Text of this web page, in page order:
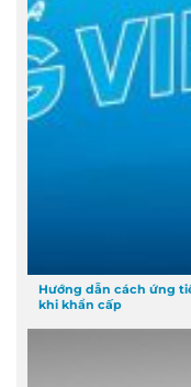
Hướng dẫn cách ứng
khi khẩn cấp